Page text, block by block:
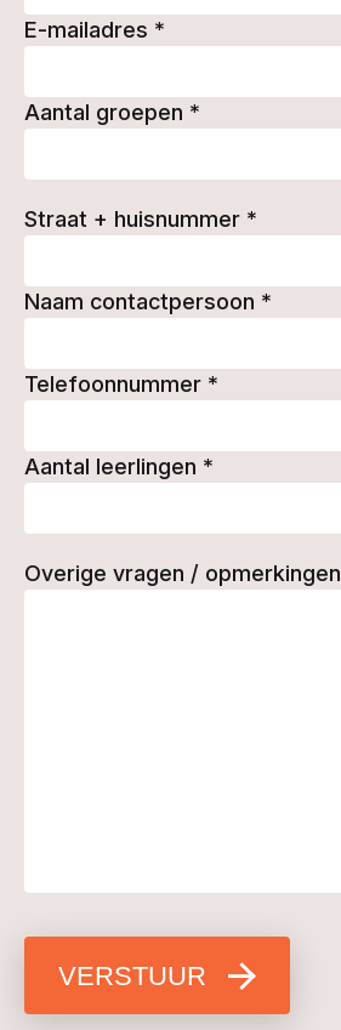
E-mailadres *
Aantal groepen *
Straat + huisnummer *
Naam contactpersoon *
Telefoonnummer *
Aantal leerlingen *
Overige vragen / opmerkingen
VERSTUUR